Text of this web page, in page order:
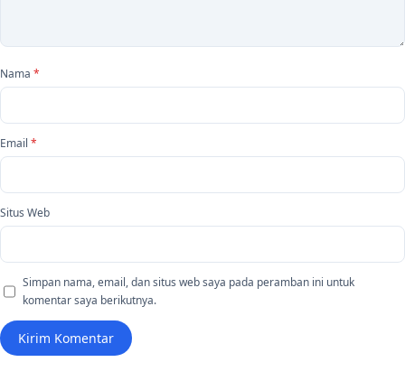
Nama *
Email *
Situs Web
Simpan nama, email, dan situs web saya pada peramban ini untuk
komentar saya berikutnya.